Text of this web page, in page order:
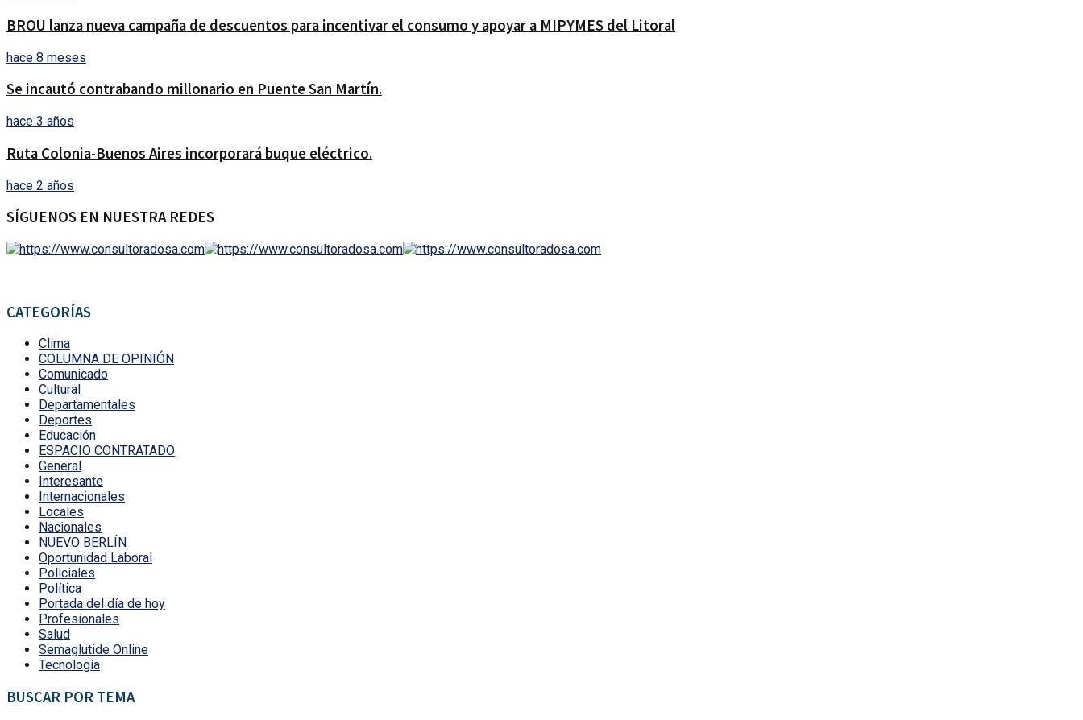
BROU lanza nueva campaña de descuentos para incentivar el consumo y apoyar a MIPYMES del Litoral
hace 8 meses
Se incautó contrabando millonario en Puente San Martín.
hace 3 años
Ruta Colonia-Buenos Aires incorporará buque eléctrico.
hace 2 años
SÍGUENOS EN NUESTRA REDES
CATEGORÍAS
Clima
COLUMNA DE OPINIÓN
Comunicado
Cultural
Departamentales
Deportes
Educación
ESPACIO CONTRATADO
General
Interesante
Internacionales
Locales
Nacionales
NUEVO BERLÍN
Oportunidad Laboral
Policiales
Política
Portada del día de hoy
Profesionales
Salud
Semaglutide Online
Tecnología
BUSCAR POR TEMA